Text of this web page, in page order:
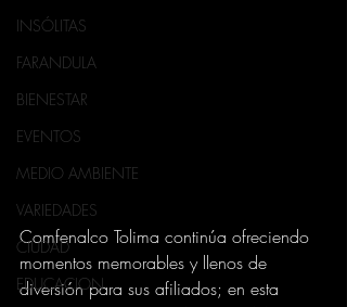
INSÓLITAS
FARANDULA
BIENESTAR
EVENTOS
MEDIO AMBIENTE
VARIEDADES
CIUDAD
EDUCACION
Comfenalco Tolima continúa ofreciendo
momentos memorables y llenos de
diversión para sus afiliados; en esta